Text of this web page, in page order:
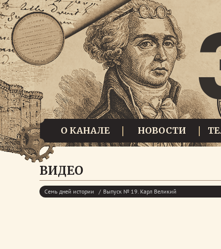
О КАНАЛЕ НОВОСТИ
ВИДЕО
Семь дней истории Выпуск № 19. Карл Великий